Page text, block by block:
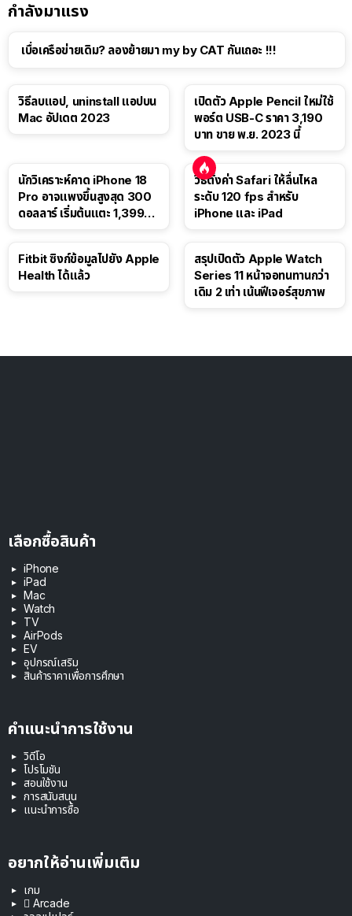
กำลังมาแรง
เบื่อเครือข่ายเดิม? ลองย้ายมา my by CAT กันเถอะ !!!
วิธีลบแอป, uninstall แอปบน
Mac อัปเดต 2023
เปิดตัว Apple Pencil ใหม่ใช้
พอร์ต USB-C ราคา 3,190
บาท ขาย พ.ย. 2023 นี้
นักวิเคราะห์คาด iPhone 18
Pro อาจแพงขึ้นสูงสุด 300
ดอลลาร์ เริ่มต้นแตะ 1,399
วิธีตั้งค่า Safari ให้ลื่นไหล
ระดับ 120 fps สำหรับ
iPhone และ iPad
Fitbit ซิงก์ข้อมูลไปยัง Apple
Health ได้แล้ว
สรุปเปิดตัว Apple Watch
Series 11 หน้าจอทนทานกว่า
เดิม 2 เท่า เน้นฟีเจอร์สุขภาพ
เลือกซื้อสินค้า
iPhone
iPad
Mac
Watch
TV
AirPods
EV
อุปกรณ์เสริม
สินค้าราคาเพื่อการศึกษา
คำแนะนำการใช้งาน
วิดีโอ
โปรโมชัน
สอนใช้งาน
การสนับสนุน
แนะนำการซื้อ
อยากให้อ่านเพิ่มเติม
เกม
 Arcade